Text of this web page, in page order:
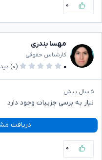
۰
مهسا بندری
کارشناس حقوقی
۰
(۰)
۵ سال پیش
نیاز به برسی جزییات وجود دارد
دریافت
۰